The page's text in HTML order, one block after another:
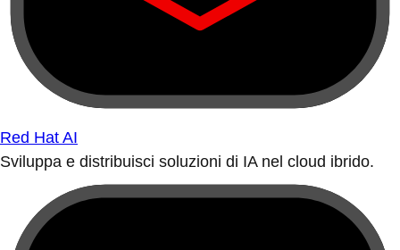
Red Hat AI
Sviluppa e distribuisci soluzioni di IA nel cloud ibrido.